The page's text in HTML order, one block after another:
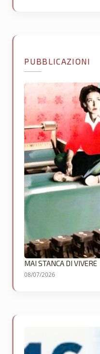
PUBBLICAZIONI
MAI STANCA DI VIVERE
08/07/2026